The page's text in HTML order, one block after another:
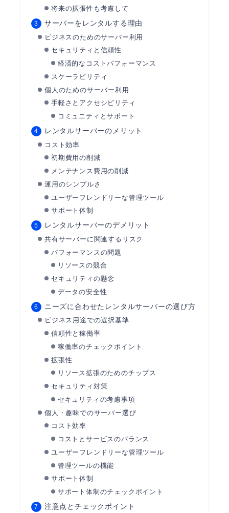
将来の拡張性も考慮して
サーバーをレンタルする理由
ビジネスのためのサーバー利用
セキュリティと信頼性
経済的なコストパフォーマンス
スケーラビリティ
個人のためのサーバー利用
手軽さとアクセシビリティ
コミュニティとサポート
レンタルサーバーのメリット
コスト効率
初期費用の削減
メンテナンス費用の削減
運用のシンプルさ
ユーザーフレンドリーな管理ツール
サポート体制
レンタルサーバーのデメリット
共有サーバーに関連するリスク
パフォーマンスの問題
リソースの競合
セキュリティの懸念
データの安全性
ニーズに合わせたレンタルサーバーの選び方
ビジネス用途での選択基準
信頼性と稼働率
稼働率のチェックポイント
拡張性
リソース拡張のためのチップス
セキュリティ対策
セキュリティの考慮事項
個人・趣味でのサーバー選び
コスト効率
コストとサービスのバランス
ユーザーフレンドリーな管理ツール
管理ツールの機能
サポート体制
サポート体制のチェックポイント
注意点とチェックポイント